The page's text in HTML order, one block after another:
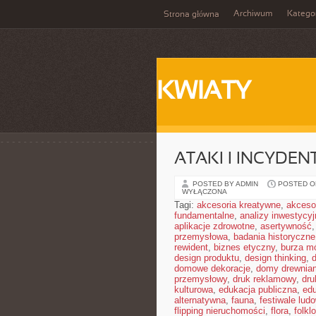
Strona główna Archiwum
KWIATY
ATAKI I
POSTED BY ADMIN POSTED
WYŁĄCZONA
Tagi: akcesoria kreatywne,
fundamentalne, analizy
aplikacje zdrowotne, asertywność,
przemysłowa, badania historyczne
rewident, biznes etyczny, burza
design produktu, design thinking,
domowe dekoracje, domy
przemysłowy, druk reklamowy,
kulturowa, edukacja publiczna,
alternatywna, fauna, festiwale
flipping nieruchomości, flora,